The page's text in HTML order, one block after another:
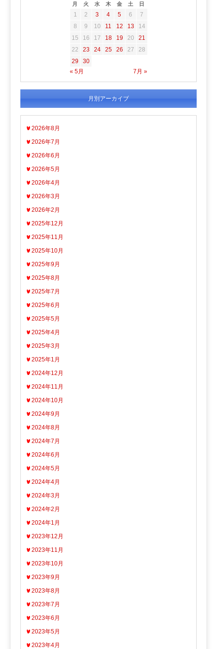
月 火 水 木 金 土 日
« 5月 7月 »
1 2 3 4 5 6
7
8
9 10 11 12 13
14
15
16 17 18 19 20
21
22
23 24 25 26 27
28
29
30
月別アーカイブ
2026年8月
2026年7月
2026年6月
2026年5月
2026年4月
2026年3月
2026年2月
2025年12月
2025年11月
2025年10月
2025年9月
2025年8月
2025年7月
2025年6月
2025年5月
2025年4月
2025年3月
2025年1月
2024年12月
2024年11月
2024年10月
2024年9月
2024年8月
2024年7月
2024年6月
2024年5月
2024年4月
2024年3月
2024年2月
2024年1月
2023年12月
2023年11月
2023年10月
2023年9月
2023年8月
2023年7月
2023年6月
2023年5月
2023年4月